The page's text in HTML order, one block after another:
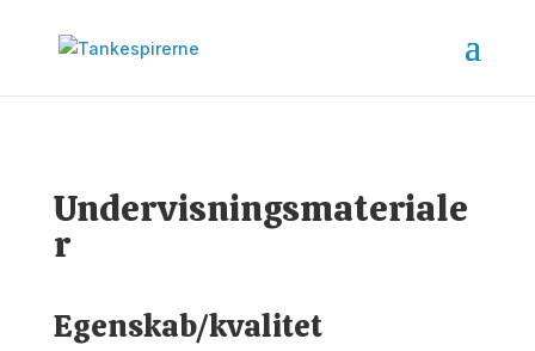
Undervisningsmateriale
r
Egenskab/kvalitet